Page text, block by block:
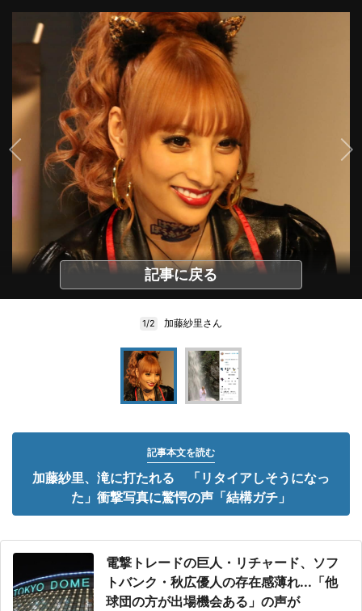
記事に戻る
1/2 加藤紗里さん
記事本文を読む
加藤紗里、滝に打たれる 「リタイアしそうになっ
た」衝撃写真に驚愕の声「結構ガチ」
電撃トレードの巨人・リチャード、ソフ
トバンク・秋広優人の存在感薄れ...「他
球団の方が出場機会ある」の声が